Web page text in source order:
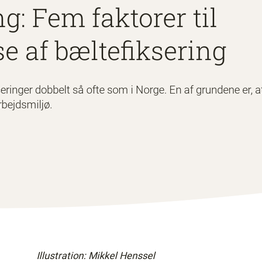
Fem faktorer til
af bæltefiksering
dobbelt så ofte som i Norge. En af grundene er,
Illustration: Mikkel Henssel